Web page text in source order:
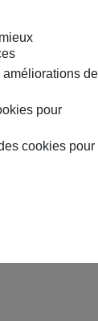
améliorations de
pour
cookies pour